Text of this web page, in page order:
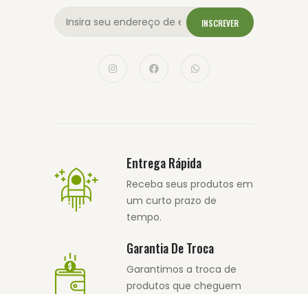
INSCREVER
Entrega Rápida
Receba seus produtos em
um curto prazo de
tempo.
Garantia De Troca
Garantimos a troca de
produtos que cheguem